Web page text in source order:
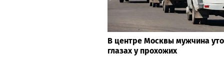
В центре Москвы мужчина
глазах у прохожих